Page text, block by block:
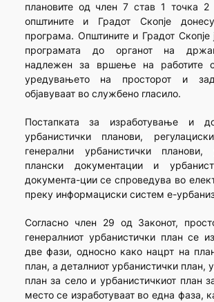
плановите од член 7 став 1 точка 2
општините и Градот Скопје
програма. Општините и Градот Скопје
програмата до органот на
надлежен за вршење на работите
уредувањето на просторот и
објавуваат во службено гласило.
Постапката за изработување и
урбанистички планови,
генерални урбанистички планови,
плански документации и
документа-ции се спроведува во
преку информациски систем е-
Согласно член 29 од Законот,
генералниот урбанистички план се
две фази, односно како нацрт на
план, а деталниот урбанистички план,
план за село и урбанистичкиот план
место се изработуваат во една фаза,